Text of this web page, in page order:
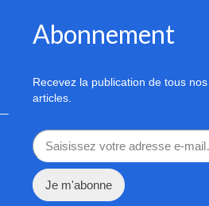
Abonnement
Recevez la publication de tous nos
articles.
Saisissez votre adresse e-mail…
Je m'abonne